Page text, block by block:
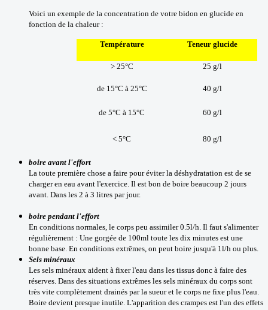
Voici un exemple de la concentration de votre bidon en glucide en
fonction de la chaleur :
Température Teneur glucide
> 25°C 25 g/l
de 15°C à 25°C 40 g/l
de 5°C à 15°C 60 g/l
< 5°C 80 g/l
boire avant l'effort
La toute première chose a faire pour éviter la déshydratation est de se
charger en eau avant l'exercice. Il est bon de boire beaucoup 2 jours
avant. Dans les 2 à 3 litres par jour.
boire pendant l'effort
En conditions normales, le corps peu assimiler 0.5l/h. Il faut s'alimenter
régulièrement : Une gorgée de 100ml toute les dix minutes est une
bonne base. En conditions extrêmes, on peut boire jusqu'à 1l/h ou plus.
Sels minéraux
Les sels minéraux aident à fixer l'eau dans les tissus donc à faire des
réserves. Dans des situations extrêmes les sels minéraux du corps sont
très vite complètement drainés par la sueur et le corps ne fixe plus l'eau.
Boire devient presque inutile. L'apparition des crampes est l'un des effets